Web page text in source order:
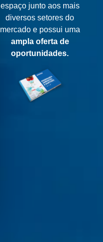
espaço junto aos mais
diversos setores do
mercado e possui uma
ampla oferta de
oportunidades.